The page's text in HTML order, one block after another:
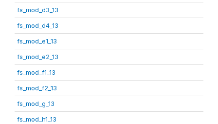
fs_mod_d3_13
fs_mod_d4_13
fs_mod_e1_13
fs_mod_e2_13
fs_mod_f1_13
fs_mod_f2_13
fs_mod_g_13
fs_mod_h1_13